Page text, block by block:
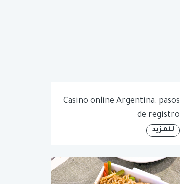
Casino online Argentina: pasos
de registro
للمزيد